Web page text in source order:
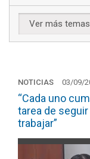
NOTICIAS 03/09/
“Cada uno
tarea de
trabajar”